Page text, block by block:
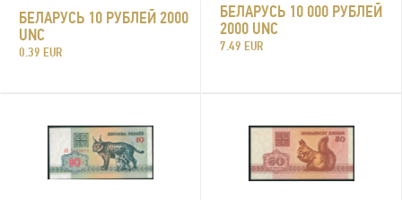
БЕЛАРУСЬ 10 РУБЛЕЙ 2000
UNC
0.39 EUR
БЕЛАРУСЬ 10 000 РУБЛЕЙ
2000 UNC
7.49 EUR